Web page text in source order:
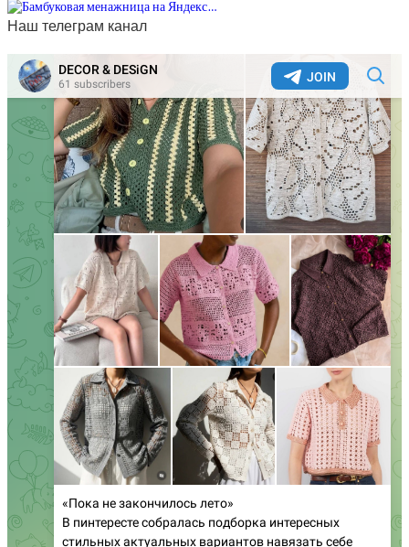
Наш телеграм канал